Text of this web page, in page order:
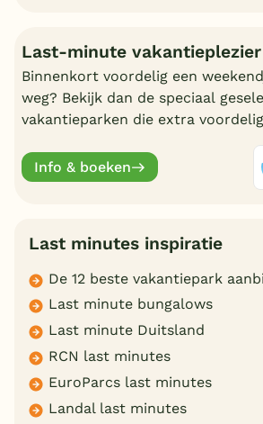
Last-minute vakantieplezier
Binnenkort voordelig een
weg? Bekijk dan de speciaal
vakantieparken die extra
Info & boeken
Last minutes inspiratie
De 12 beste vakantiepark
Last minute bungalows
Last minute Duitsland
RCN last minutes
EuroParcs last minutes
Landal last minutes